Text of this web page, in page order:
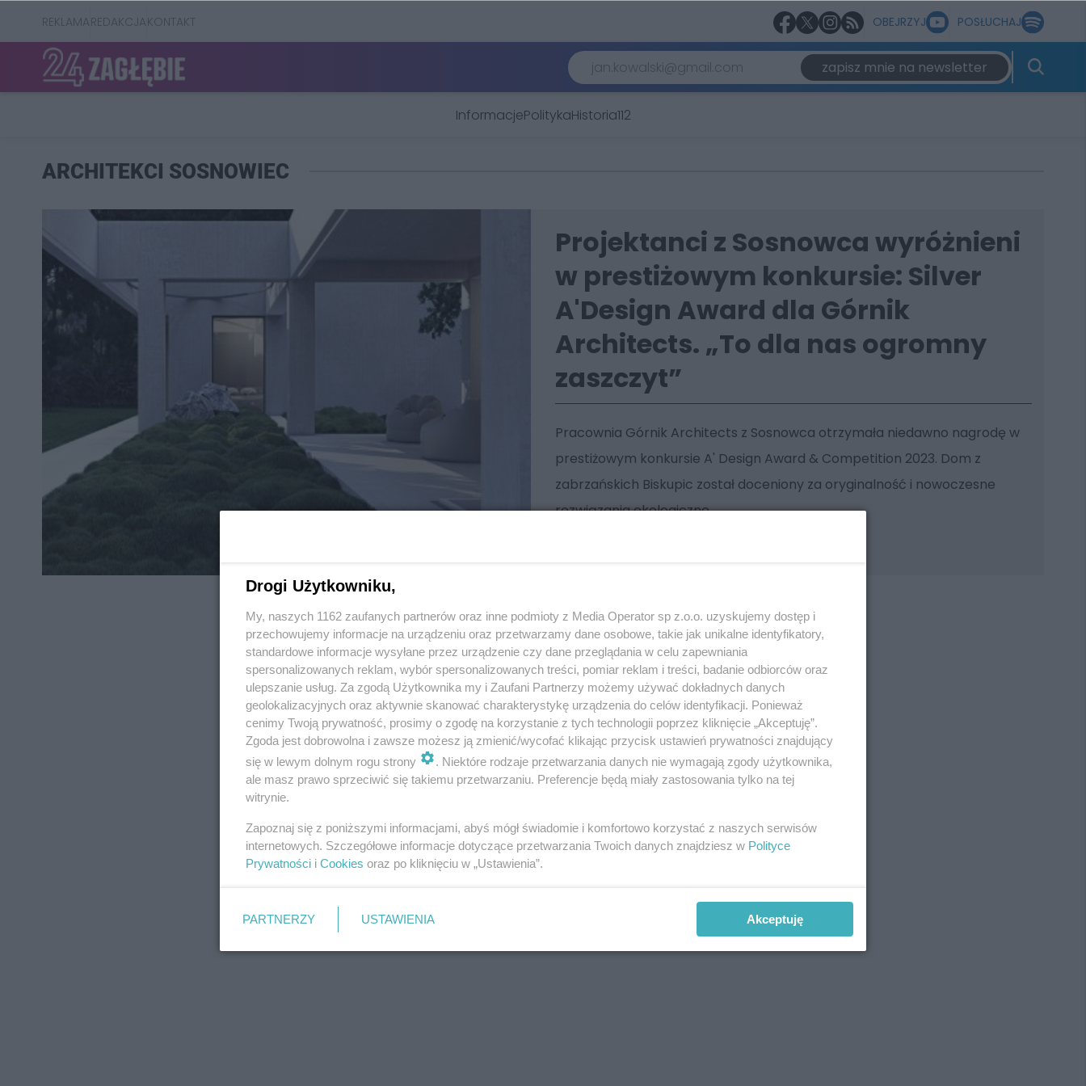
REKLAMAREDAKCJAKONTAKT OBEJRZYJ POSŁUCHAJ
zapisz mnie na newsletter
InformacjePolitykaHistoria112
ARCHITEKCI SOSNOWIEC
Projektanci z Sosnowca wyróżnieni
w prestiżowym konkursie: Silver
A'Design Award dla Górnik
Architects. „To dla nas ogromny
zaszczyt”
Pracownia Górnik Architects z Sosnowca otrzymała niedawno nagrodę w
prestiżowym konkursie A' Design Award & Competition 2023. Dom z
zabrzańskich Biskupic został doceniony za oryginalność i nowoczesne
rozwiązania ekologiczne.
REKLAMA REKLAMA
Drogi Użytkowniku,
My, naszych 1162 zaufanych partnerów oraz inne podmioty z Media Operator sp z.o.o. uzyskujemy dostęp i
przechowujemy informacje na urządzeniu oraz przetwarzamy dane osobowe, takie jak unikalne identyfikatory,
standardowe informacje wysyłane przez urządzenie czy dane przeglądania w celu zapewniania
spersonalizowanych reklam, wybór spersonalizowanych treści, pomiar reklam i treści, badanie odbiorców oraz
ulepszanie usług. Za zgodą Użytkownika my i Zaufani Partnerzy możemy używać dokładnych danych
geolokalizacyjnych oraz aktywnie skanować charakterystykę urządzenia do celów identyfikacji. Ponieważ
cenimy Twoją prywatność, prosimy o zgodę na korzystanie z tych technologii poprzez kliknięcie „Akceptuję”.
Zgoda jest dobrowolna i zawsze możesz ją zmienić/wycofać klikając przycisk ustawień prywatności znajdujący
się w lewym dolnym rogu strony
. Niektóre rodzaje przetwarzania danych nie wymagają zgody użytkownika,
ale masz prawo sprzeciwić się takiemu przetwarzaniu. Preferencje będą miały zastosowania tylko na tej
witrynie.
Zapoznaj się z poniższymi informacjami, abyś mógł świadomie i komfortowo korzystać z naszych serwisów
internetowych. Szczegółowe informacje dotyczące przetwarzania Twoich danych znajdziesz w Polityce
Prywatności i Cookies oraz po kliknięciu w „Ustawienia”.
PARTNERZY USTAWIENIA Akceptuję